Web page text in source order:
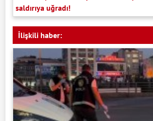
saldırıya uğradı!
İlişkili haber: